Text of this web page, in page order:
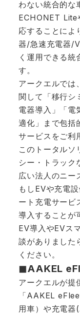
わない統合的な
ECHONET Lite
応することによ
器/急速充電器/
く運用できる統
す。
アークエルでは
関して「移行シ
電器導入」「電
適化」まで包括
サービスをご利
このトータルソ
シー・トラック
広い法人のニー
もしEVや充電
ート充電サー
導入することが
EV導入やEVス
談がありました
ください。
◼︎AAKEL
アークエルが提
「AAKEL
用車）や充電器